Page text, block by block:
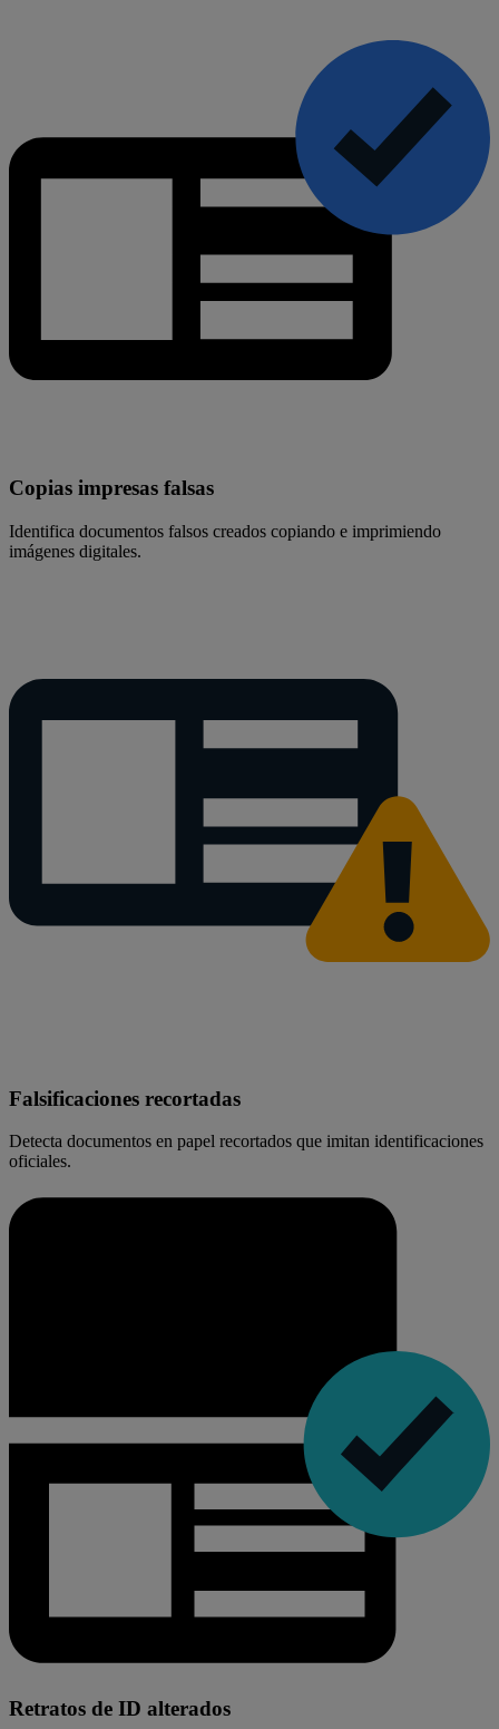
Copias impresas falsas
Identifica documentos falsos creados copiando e imprimiendo
imágenes digitales.
Falsificaciones recortadas
Detecta documentos en papel recortados que imitan identificaciones
oficiales.
Retratos de ID alterados